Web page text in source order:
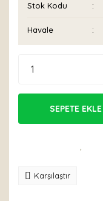
Stok Kodu
Havale
SEPETE EKLE
Karşılaştır